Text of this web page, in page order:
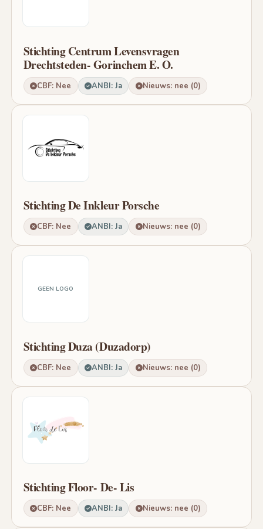
Stichting Centrum Levensvragen
Drechtsteden- Gorinchem E. O.
CBF: Nee ANBI: Ja Nieuws: nee (0)
Stichting De Inkleur Porsche
CBF: Nee ANBI: Ja Nieuws: nee (0)
GEEN LOGO
Stichting Duza (Duzadorp)
CBF: Nee ANBI: Ja Nieuws: nee (0)
Stichting Floor- De- Lis
CBF: Nee ANBI: Ja Nieuws: nee (0)